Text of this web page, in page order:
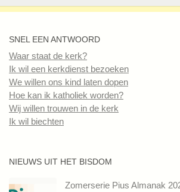
SNEL EEN ANTWOORD
Waar staat de kerk?
Ik wil een kerkdienst bezoeken
We willen ons kind laten dopen
Hoe kan ik katholiek worden?
Wij willen trouwen in de kerk
Ik wil biechten
NIEUWS UIT HET BISDOM
Zomerserie Pius Almanak